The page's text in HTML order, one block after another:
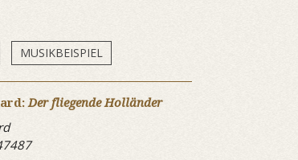
MUSIKBEISPIEL
Der fliegende Holländer